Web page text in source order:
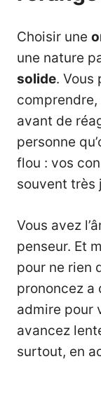
Choisir une
une nature
solide. Vous
avant de
personne
flou : vos
souvent très
Vous avez
penseur. Et
pour ne rien
prononcez a
admire pour
avancez
surtout, en